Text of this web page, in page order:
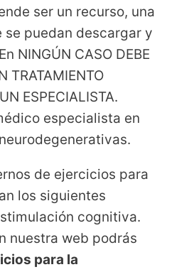
ser un recurso, una
se puedan descargar y
NINGÚN CASO DEBE
TRATAMIENTO
ESPECIALISTA.
especialista en
de ejercicios para
los siguientes
cognitiva.
nuestra web podrás
para la